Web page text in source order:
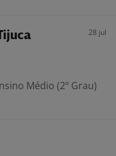
28 jul
Médio (2º Grau)